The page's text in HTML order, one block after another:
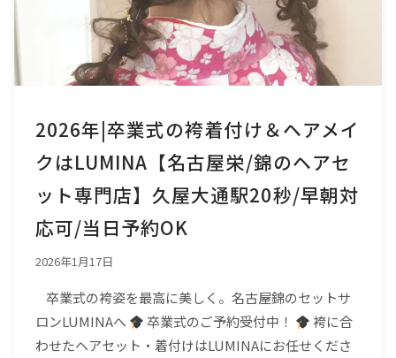
2026年|卒業式の袴着付け＆ヘアメイ
クはLUMINA【名古屋栄/錦のヘアセ
ット専門店】久屋大通駅20秒/早朝対
応可/当日予約OK
2026年1月17日
卒業式の袴姿を最高に美しく。名古屋錦のセットサ
ロンLUMINAへ
卒業式のご予約受付中！
袴に合
わせたヘアセット・着付けはLUMINAにお任せくださ